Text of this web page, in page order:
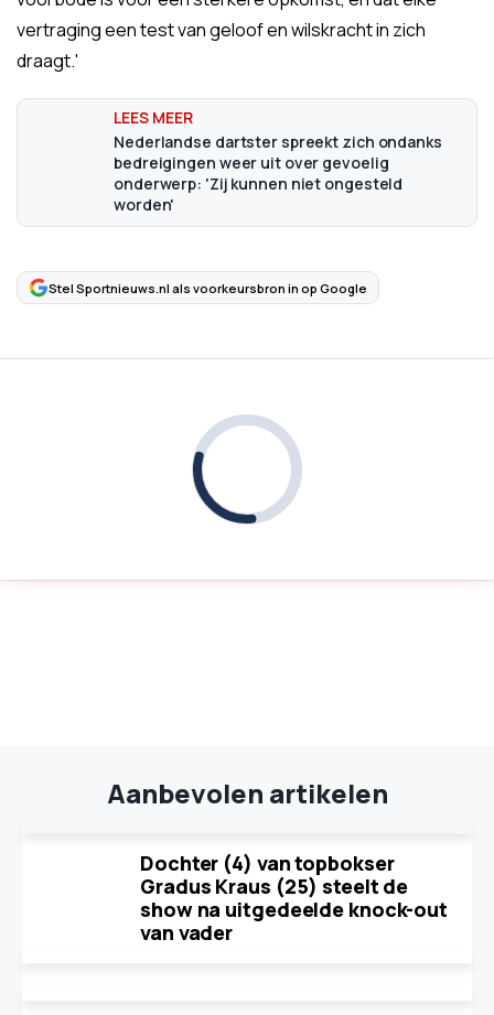
vertraging een test van geloof en wilskracht in zich
draagt.'
Nederlandse dartster spreekt zich ondanks
bedreigingen weer uit over gevoelig
onderwerp: 'Zij kunnen niet ongesteld
worden'
Stel Sportnieuws.nl als voorkeursbron in op Google
Aanbevolen artikelen
Dochter (4) van topbokser
Gradus Kraus (25) steelt de
show na uitgedeelde knock-out
van vader